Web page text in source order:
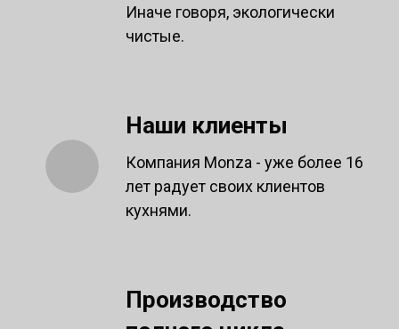
Иначе говоря, экологически
чистые.
Наши клиенты
Компания Monza - уже более 16
лет радует своих клиентов
кухнями.
Производство